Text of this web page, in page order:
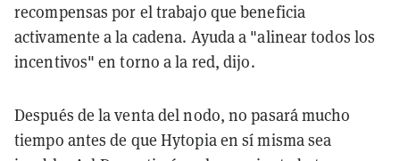
recompensas por el trabajo que beneficia
activamente a la cadena. Ayuda a "alinear todos los
incentivos" en torno a la red, dijo.
Después de la venta del nodo, no pasará mucho
tiempo antes de que Hytopia en sí misma sea